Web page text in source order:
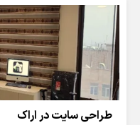
طراحی سایت در اراک